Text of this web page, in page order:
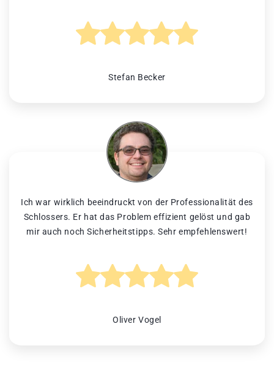
Stefan Becker
Ich war wirklich beeindruckt von der Professionalität des
Schlossers. Er hat das Problem effizient gelöst und gab
mir auch noch Sicherheitstipps. Sehr empfehlenswert!
Oliver Vogel